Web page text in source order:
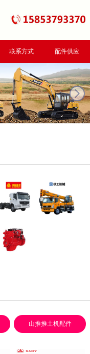
联系方式 配件供应
重汽自卸车
山推推土机配件